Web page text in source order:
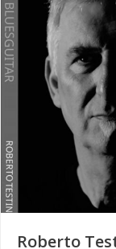
Roberto